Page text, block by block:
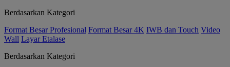
Berdasarkan Kategori
Format Besar Profesional Format Besar 4K IWB dan Touch Video
Wall Layar Etalase
Berdasarkan Kategori